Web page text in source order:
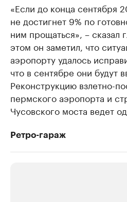
«Если до конца сентября
не достигнет 9% по
ним прощаться», – сказал
этом он заметил, что
аэропорту удалось
что в сентябре они будут
Реконструкцию взлетно-
пермского аэропорта и
Чусовского моста ведет
Ретро-гараж